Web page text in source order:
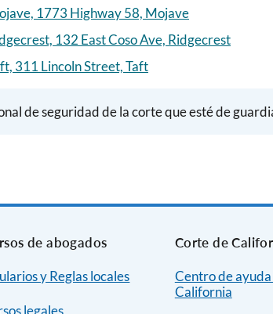
1773 Highway 58, Mojave
132 East Coso Ave, Ridgecrest
311 Lincoln Street, Taft
de seguridad de la corte que esté de
de abogados
y Reglas locales
legales
Corte de
Centro de
California